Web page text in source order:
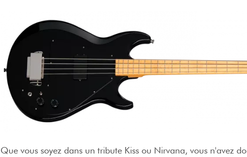
Que vous soyez dans un tribute Kiss ou Nirvana, vous n'avez